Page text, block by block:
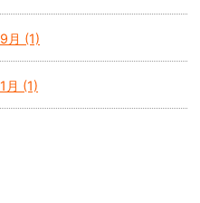
月 (1)
月 (1)